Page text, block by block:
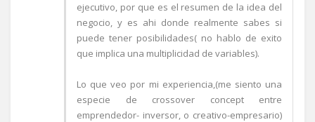
ejecutivo, por que es el resumen de la idea del
negocio, y es ahi donde realmente sabes si
puede tener posibilidades( no hablo de exito
que implica una multiplicidad de variables).
Lo que veo por mi experiencia,(me siento una
especie de crossover concept entre
emprendedor- inversor, o creativo-empresario)